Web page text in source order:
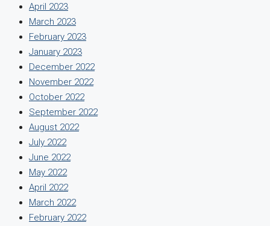
April 2023
March 2023
February 2023
January 2023
December 2022
November 2022
October 2022
September 2022
August 2022
July 2022
June 2022
May 2022
April 2022
March 2022
February 2022